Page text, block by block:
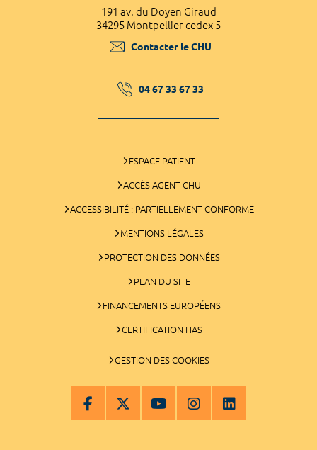
191 av. du Doyen Giraud
34295 Montpellier cedex 5
Contacter le CHU
04 67 33 67 33
ESPACE PATIENT
ACCÈS AGENT CHU
ACCESSIBILITÉ : PARTIELLEMENT CONFORME
MENTIONS LÉGALES
PROTECTION DES DONNÉES
PLAN DU SITE
FINANCEMENTS EUROPÉENS
CERTIFICATION HAS
GESTION DES COOKIES